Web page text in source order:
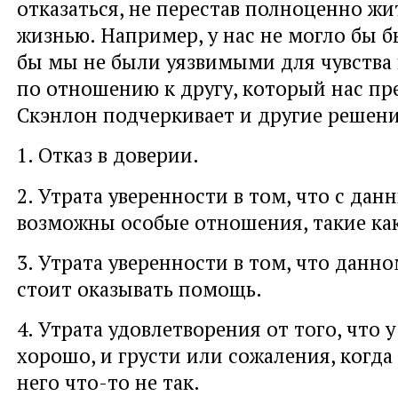
отказаться, не перестав полноценно
жизнью. Например, у нас не могло бы
бы мы не были уязвимыми для
по отношению к другу, который нас
Скэнлон подчеркивает и другие
1. Отказ в доверии.
2. Утрата уверенности в том, что с
возможны особые отношения, такие
3. Утрата уверенности в том, что
стоит оказывать помощь.
4. Утрата удовлетворения от того, что
хорошо, и грусти или сожаления,
него что-то не так.